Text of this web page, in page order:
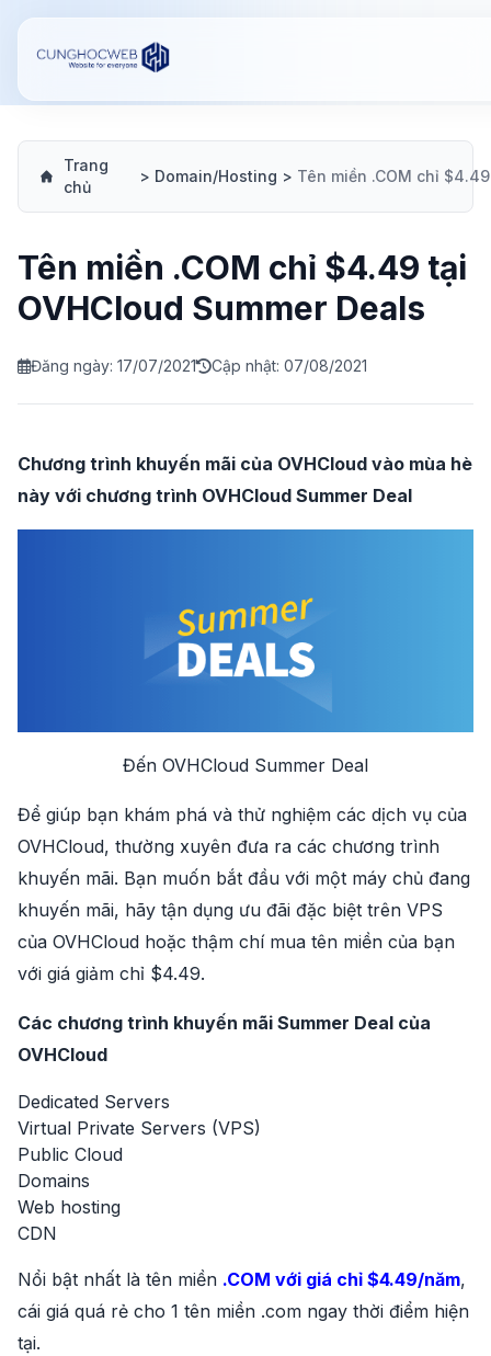
Trang
chủ
> Domain/Hosting >
Tên miền .COM chỉ $4.49 tại
OVHCloud Summer Deals
Đăng ngày: 17/07/2021 Cập nhật: 07/08/2021
Chương trình khuyến mãi của OVHCloud vào mùa hè
này với chương trình OVHCloud Summer Deal
Đến OVHCloud Summer Deal
Để giúp bạn khám phá và thử nghiệm các dịch vụ của
OVHCloud, thường xuyên đưa ra các chương trình
khuyến mãi. Bạn muốn bắt đầu với một máy chủ đang
khuyến mãi, hãy tận dụng ưu đãi đặc biệt trên VPS
của OVHCloud hoặc thậm chí mua tên miền của bạn
với giá giảm chỉ $4.49.
Các chương trình khuyến mãi Summer Deal của
OVHCloud
Dedicated Servers
Virtual Private Servers (VPS)
Public Cloud
Domains
Web hosting
CDN
Nổi bật nhất là tên miền .COM với giá chỉ $4.49/năm,
cái giá quá rẻ cho 1 tên miền .com ngay thời điểm hiện
tại.